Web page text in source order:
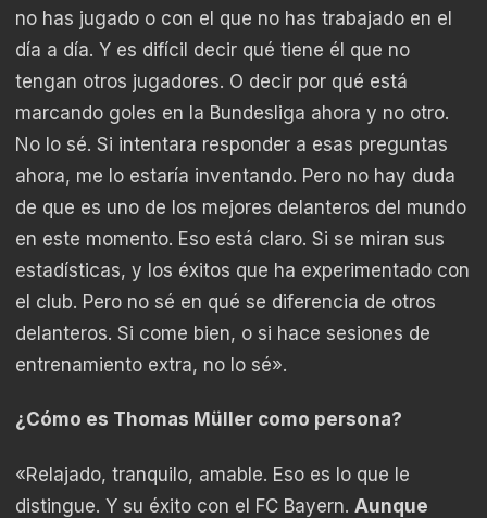
no has jugado o con el que no has trabajado en el
día a día. Y es difícil decir qué tiene él que no
tengan otros jugadores. O decir por qué está
marcando goles en la Bundesliga ahora y no otro.
No lo sé. Si intentara responder a esas preguntas
ahora, me lo estaría inventando. Pero no hay duda
de que es uno de los mejores delanteros del mundo
en este momento. Eso está claro. Si se miran sus
estadísticas, y los éxitos que ha experimentado con
el club. Pero no sé en qué se diferencia de otros
delanteros. Si come bien, o si hace sesiones de
entrenamiento extra, no lo sé».
¿Cómo es Thomas Müller como persona?
«Relajado, tranquilo, amable. Eso es lo que le
distingue. Y su éxito con el FC Bayern. Aunque